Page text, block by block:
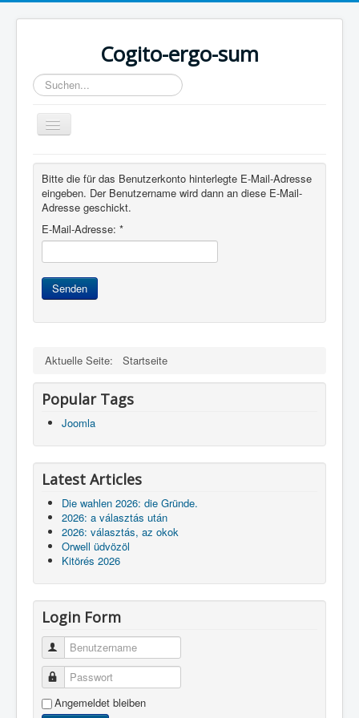
Cogito-ergo-sum
Suchen...
Toggle
Navigation
Home
Gondolatok
Gedanken
Fotók - Bilder
Bitte die für das Benutzerkonto hinterlegte E-Mail-Adresse
eingeben. Der Benutzername wird dann an diese E-Mail-
Adresse geschickt.
E-Mail-Adresse: *
Senden
Aktuelle Seite: Startseite
Popular Tags
Joomla
Latest Articles
Die wahlen 2026: die Gründe.
2026: a választás után
2026: választás, az okok
Orwell üdvözöl
Kitörés 2026
Login Form
Benutzername
Passwort
Angemeldet bleiben